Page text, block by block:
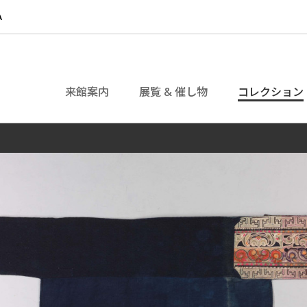
来館案内 展覧 & 催し物 コレクション